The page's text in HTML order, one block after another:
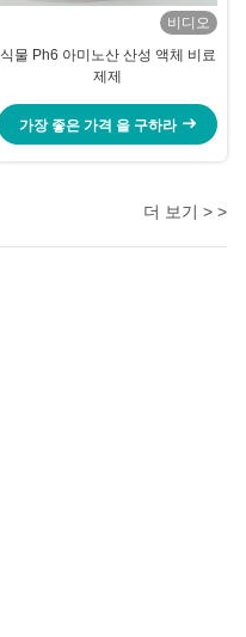
비디오
식물 Ph6 아미노산 산성 액체 비료
제제
가장 좋은 가격 을 구하라
더 보기 > >